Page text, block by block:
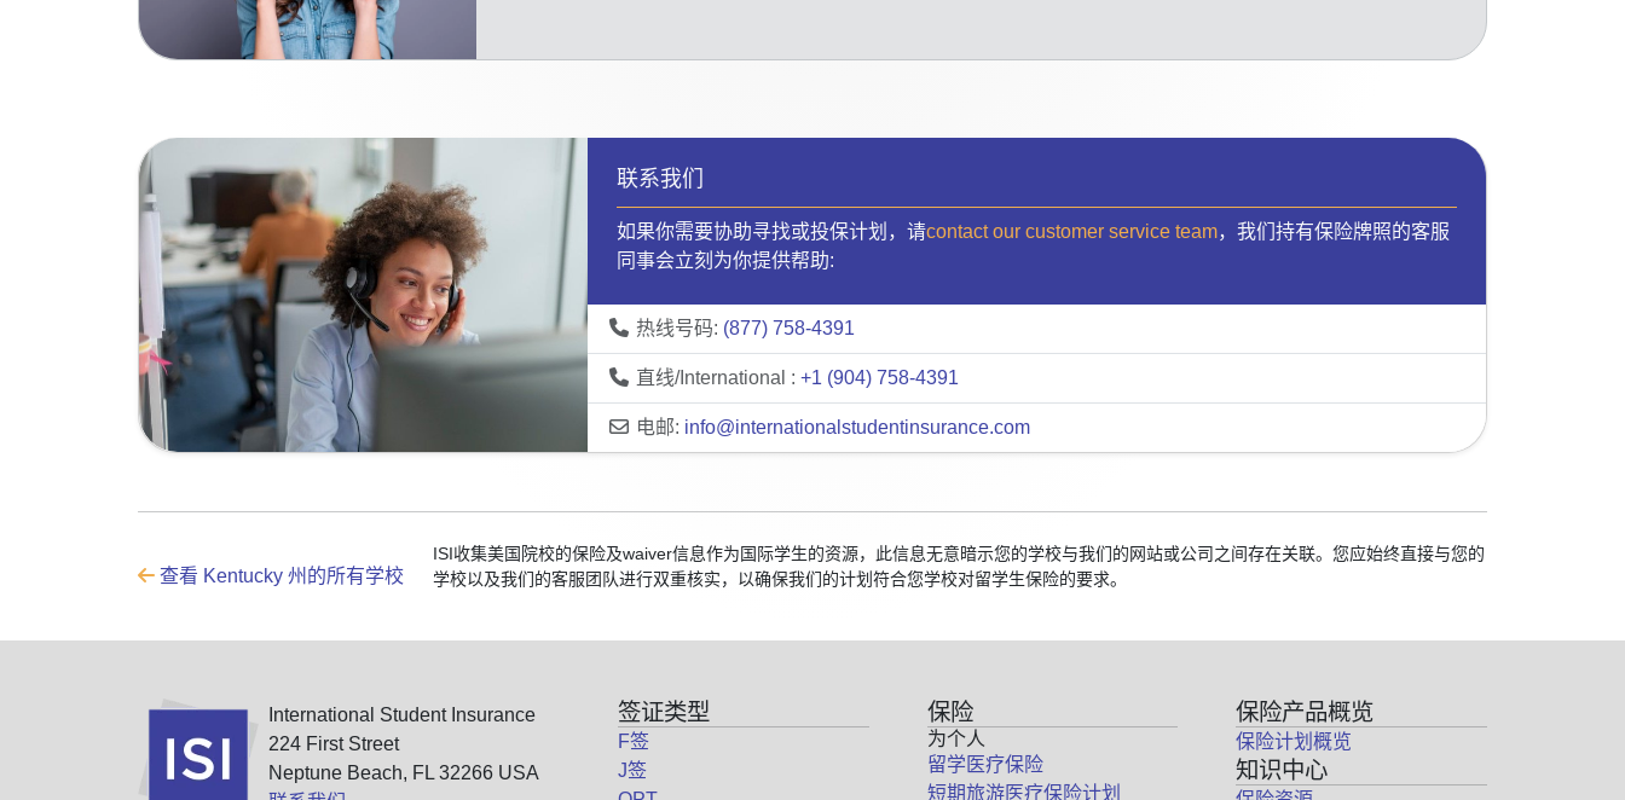
联系我们
如果你需要协助寻找或投保计划，请contact our customer service team，我们持有保险牌照的客服
同事会立刻为你提供帮助:
热线号码: (877) 758-4391
直线/International : +1 (904) 758-4391
电邮: info@internationalstudentinsurance.com
查看 Kentucky 州的所有学校
ISI收集美国院校的保险及waiver信息作为国际学生的资源，此信息无意暗示您的学校与我们的网站或公司之间存在关联。您应始终直接与您的
学校以及我们的客服团队进行双重核实，以确保我们的计划符合您学校对留学生保险的要求。
International Student Insurance
224 First Street
Neptune Beach, FL 32266 USA
签证类型
F签
J签
保险
为个人
留学医疗保险
短期旅游医疗保险计划
保险产品概览
保险计划概览
知识中心